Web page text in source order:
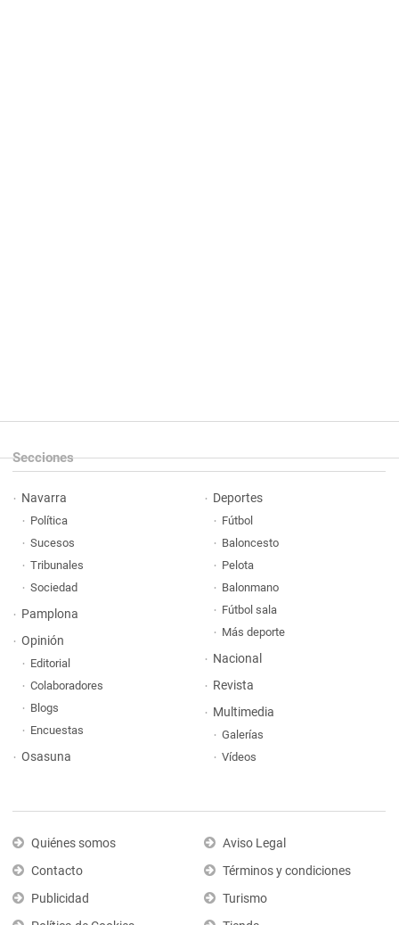
Secciones
Navarra
Política
Sucesos
Tribunales
Sociedad
Pamplona
Opinión
Editorial
Colaboradores
Blogs
Encuestas
Osasuna
Deportes
Fútbol
Baloncesto
Pelota
Balonmano
Fútbol sala
Más deporte
Nacional
Revista
Multimedia
Galerías
Vídeos
Quiénes somos
Contacto
Publicidad
Aviso Legal
Términos y condiciones
Turismo